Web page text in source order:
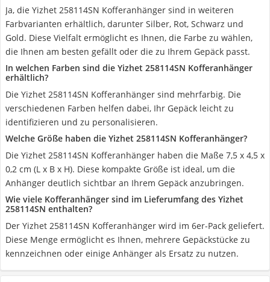
Ja, die Yizhet 258114SN Kofferanhänger sind in weiteren
Farbvarianten erhältlich, darunter Silber, Rot, Schwarz und
Gold. Diese Vielfalt ermöglicht es Ihnen, die Farbe zu wählen,
die Ihnen am besten gefällt oder die zu Ihrem Gepäck passt.
In welchen Farben sind die Yizhet 258114SN Kofferanhänger
erhältlich?
Die Yizhet 258114SN Kofferanhänger sind mehrfarbig. Die
verschiedenen Farben helfen dabei, Ihr Gepäck leicht zu
identifizieren und zu personalisieren.
Welche Größe haben die Yizhet 258114SN Kofferanhänger?
Die Yizhet 258114SN Kofferanhänger haben die Maße ‎7,5 x 4,5 x
0,2 cm (L x B x H). Diese kompakte Größe ist ideal, um die
Anhänger deutlich sichtbar an Ihrem Gepäck anzubringen.
Wie viele Kofferanhänger sind im Lieferumfang des Yizhet
258114SN enthalten?
Der Yizhet 258114SN Kofferanhänger wird im 6er-Pack geliefert.
Diese Menge ermöglicht es Ihnen, mehrere Gepäckstücke zu
kennzeichnen oder einige Anhänger als Ersatz zu nutzen.